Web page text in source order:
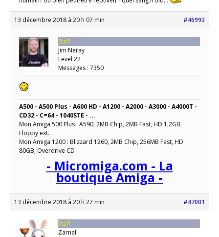
13 décembre 2018 à 20 h 07 min #46993
Staff
Jim Neray
Level 22
Messages : 7350
A500 - A500 Plus - A600 HD - A1200 - A2000 - A3000 - A4000T -
CD32 - C=64 - 1040STE - ...
Mon Amiga 500 Plus : A590, 2MB Chip, 2MB Fast, HD 1,2GB,
Floppy ext.
Mon Amiga 1200 : Blizzard 1260, 2MB Chip, 256MB Fast, HD
80GB, Overdrive CD
- Micromiga.com - La
boutique Amiga -
13 décembre 2018 à 20 h 27 min #47001
Staff
Zarnal